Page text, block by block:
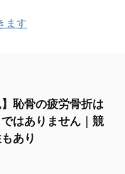
ます
】恥骨の疲労骨折は
ではありません｜競
あり